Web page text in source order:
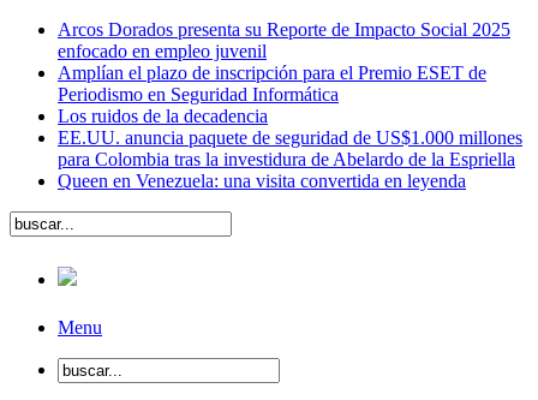
Arcos Dorados presenta su Reporte de Impacto Social 2025
enfocado en empleo juvenil
Amplían el plazo de inscripción para el Premio ESET de
Periodismo en Seguridad Informática
Los ruidos de la decadencia
EE.UU. anuncia paquete de seguridad de US$1.000 millones
para Colombia tras la investidura de Abelardo de la Espriella
Queen en Venezuela: una visita convertida en leyenda
Menu